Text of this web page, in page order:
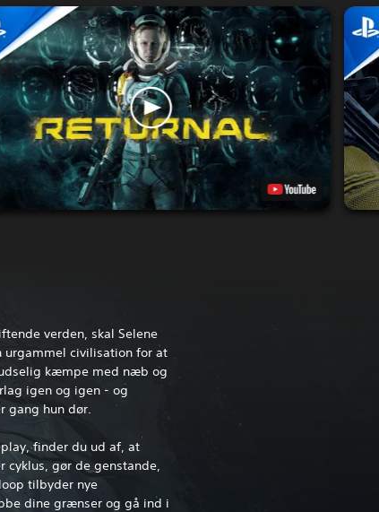
verden, skal Selene
urgammel civilisation for at
kæmpe med næb og
igen og igen - og
gang hun dør.
finder du ud af, at
gør de genstande,
tilbyder nye
dine grænser og gå ind i